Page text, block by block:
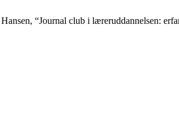
“Journal club i læreruddannelsen: